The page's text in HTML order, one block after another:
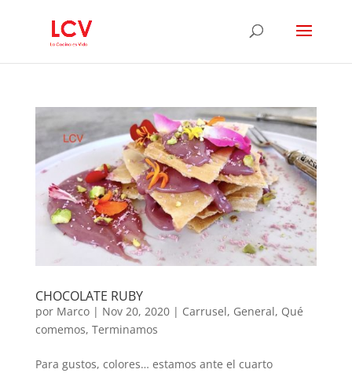
CHOCOLATE RUBY
por Marco| Nov 20, 2020| Carrusel, General, Qué
comemos, Terminamos
Para gustos, colores… estamos ante el cuarto